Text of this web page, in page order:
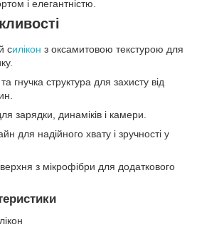
і елегантністю.
силікон з оксамитовою текстурою для
гнучка структура для захисту від
зарядки, динаміків і камери.
для надійного хвату і зручності у
з мікрофібри для додаткового